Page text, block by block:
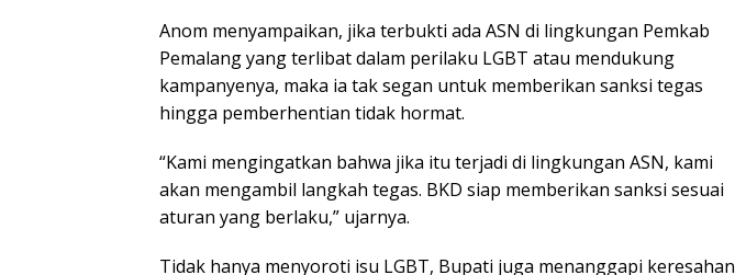
Anom menyampaikan, jika terbukti ada ASN di lingkungan Pemkab
Pemalang yang terlibat dalam perilaku LGBT atau mendukung
kampanyenya, maka ia tak segan untuk memberikan sanksi tegas
hingga pemberhentian tidak hormat.
“Kami mengingatkan bahwa jika itu terjadi di lingkungan ASN, kami
akan mengambil langkah tegas. BKD siap memberikan sanksi sesuai
aturan yang berlaku,” ujarnya.
Tidak hanya menyoroti isu LGBT, Bupati juga menanggapi keresahan